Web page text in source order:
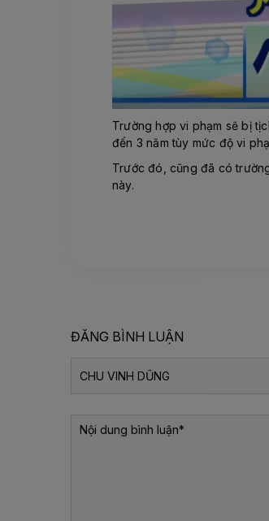
Trường hợp vi phạm sẽ bị
đến 3 năm tùy mức độ vi
Trước đó, cũng đã có
này.
ĐĂNG BÌNH LUẬN